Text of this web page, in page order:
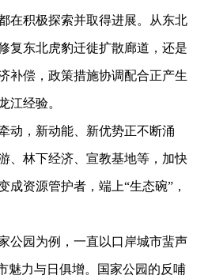
在积极探索并取得进展。从东北
复东北虎豹迁徙扩散廊道，还是
补偿，政策措施协调配合正产生
江经验。
动，新动能、新优势正不断涌
、林下经济、宣教基地等，加快
资源管护者，端上“生态碗”，
公园为例，一直以口岸城市蜚声
魅力与日俱增。国家公园的反哺